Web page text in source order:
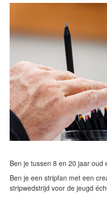
Ben je tussen 8 en 20 jaar oud
Ben je een stripfan met een
stripwedstrijd voor de jeugd